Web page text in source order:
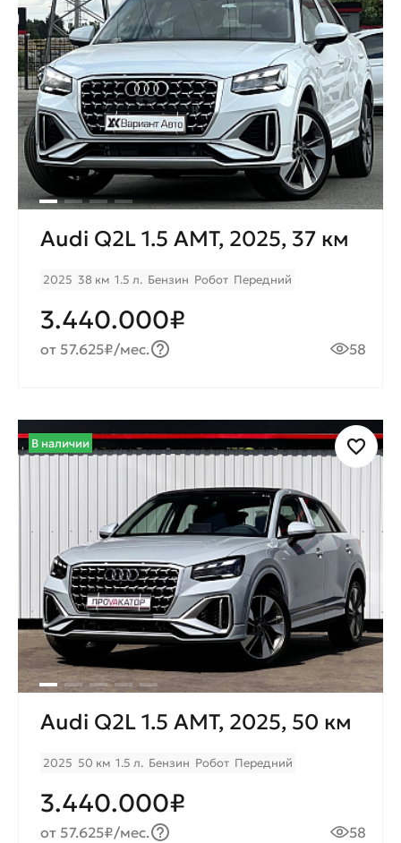
Audi Q2L 1.5 AMT, 2025, 37 км
2025 38 км 1.5 л. Бензин Робот Передний
3.440.000₽
от 57.625₽/мес. 58
В наличии
Audi Q2L 1.5 AMT, 2025, 50 км
2025 50 км 1.5 л. Бензин Робот Передний
3.440.000₽
от 57.625₽/мес. 58